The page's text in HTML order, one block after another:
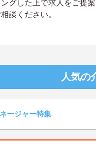
ングした上で求人をご提
談ください。
人気の
ージャー特集